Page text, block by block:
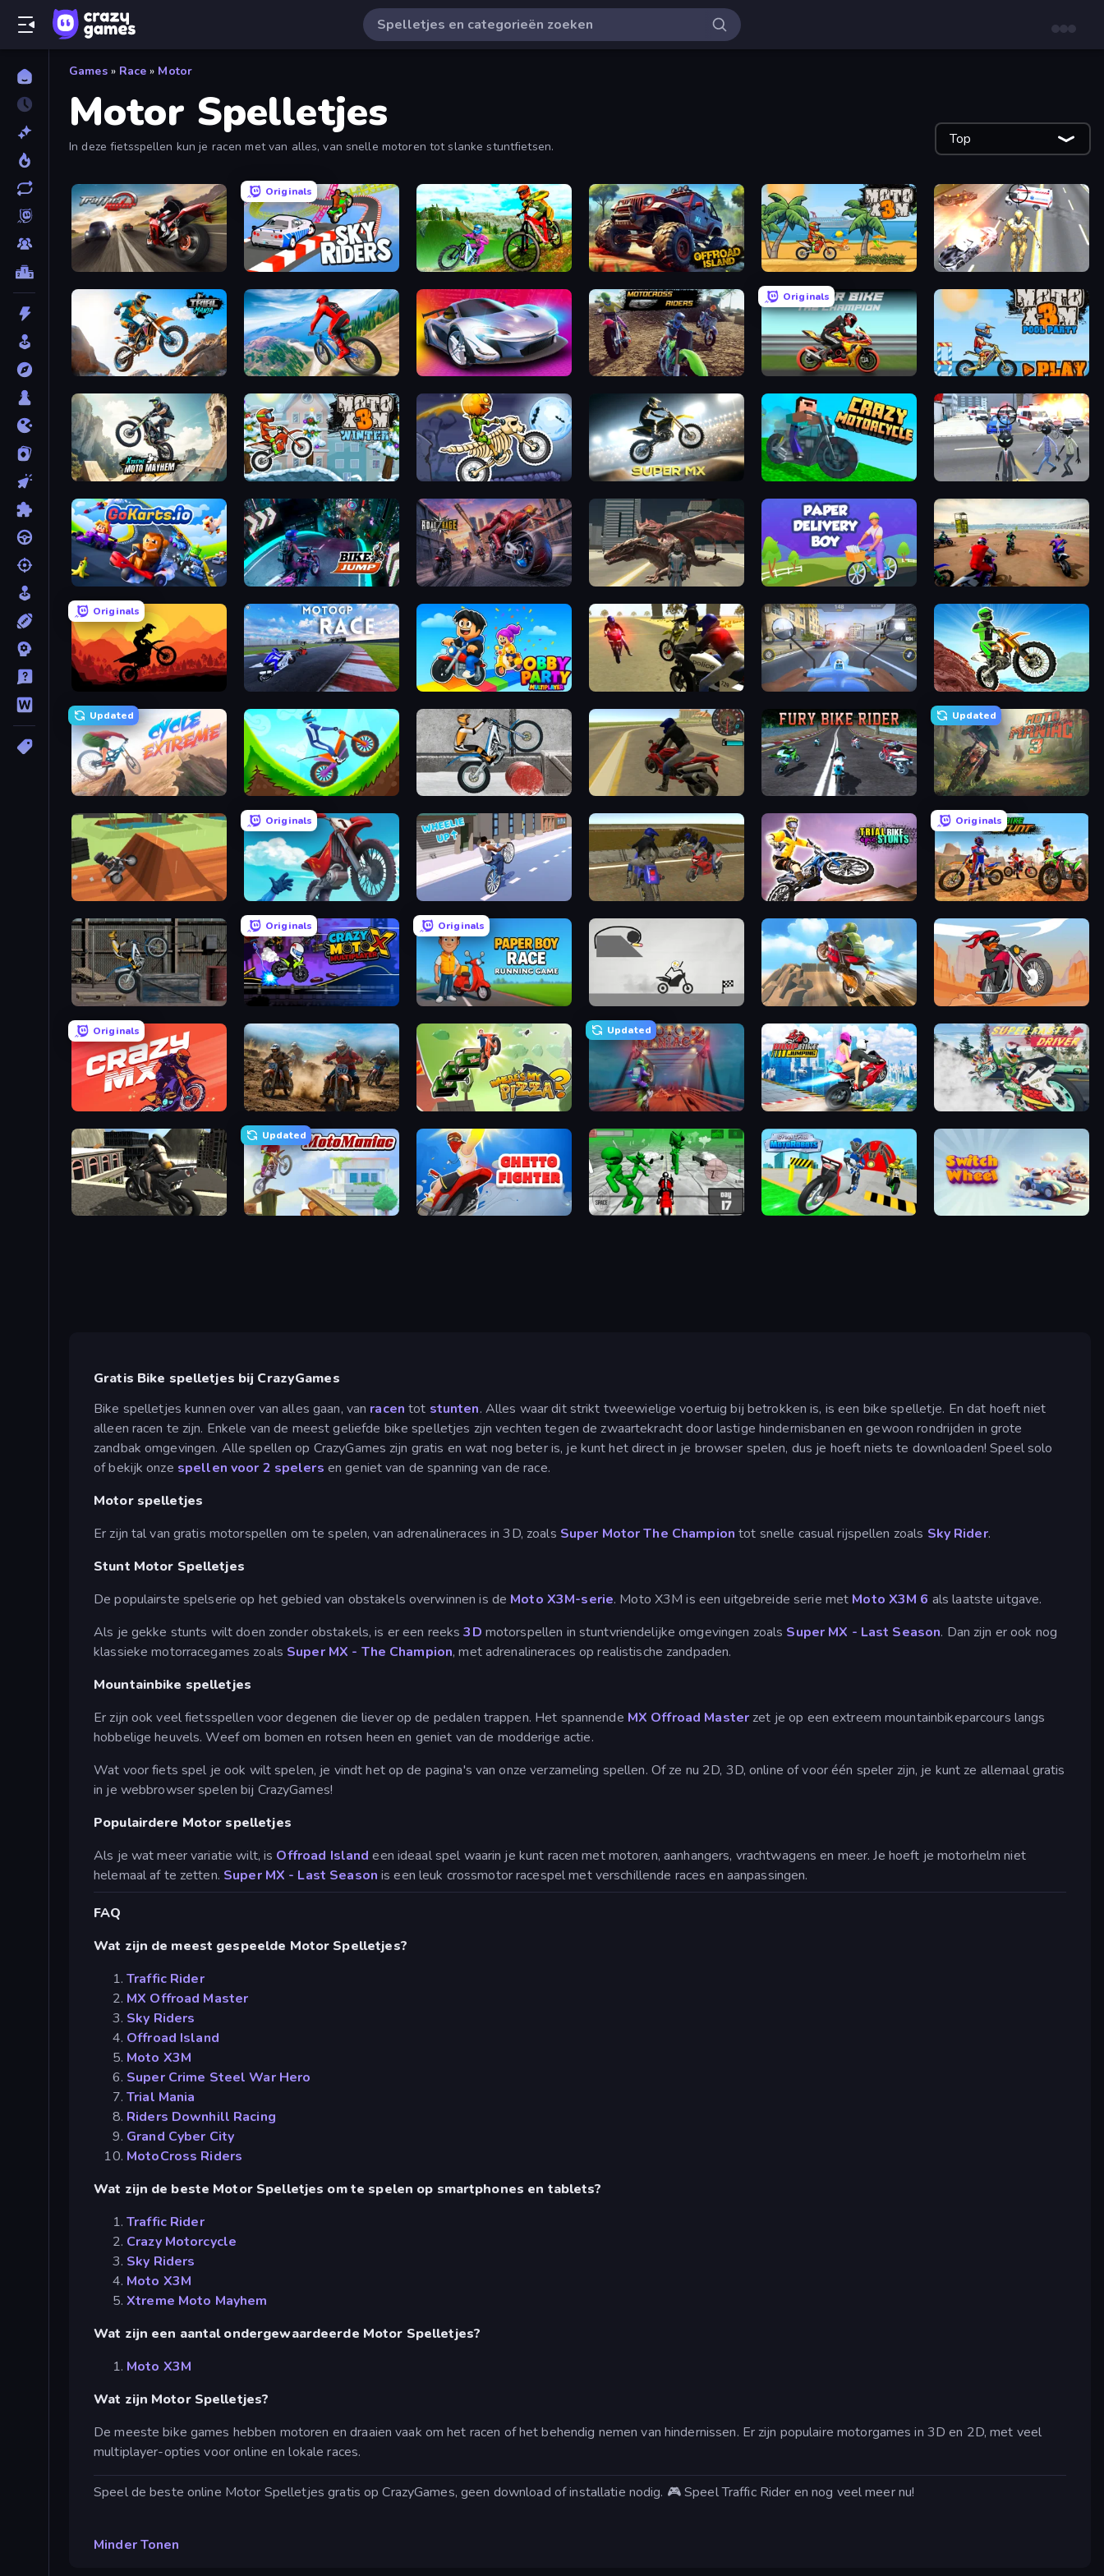
Games » Race » Motor
Motor Spelletjes
In deze fietsspellen kun je racen met van alles, van snelle motoren tot slanke stuntfietsen. Top
Traffic Rider
Originals
Sky Riders MX Offroad Master Offroad Island Moto X3M Super Crime Steel War Hero
Trial Mania Riders Downhill Racing Grand Cyber City MotoCross Riders
Originals
Super Bike The Champion Moto X3M 5: Pool Party
Xtreme Moto Mayhem Moto X3M 4 Winter Moto X3M 6: Spooky Land Super MX - Last Season Crazy Motorcycle Amazing Crime Strange Stickman
GoKarts.io Bike Jump Road Rage Dragon Vice City Paper Delivery Boy Super MX - The Champion
Originals
Sunset Bike Racing MotoGP: Motocross Race Obby Party Multiplayer 3D Moto Simulator 2 Moto Racing Club Dirt Bike Mad Skills
Updated
Cycle Extreme Hill Climb on Moto Bike Trials Ice Ride Moto Rider 3D Fury Bike Rider
Updated
Moto Maniac 3
Blocky Trials
Originals
Airborne Motocross Crazy Moto Stunts Trial Bike Epic Stunts
Originals
Bike Stunts Race Bike Games 3D
Trials Ride
Originals
Crazy MotoX Multiplayer
Originals
Paper Boy Race: Running Game Cartoon Moto Stunt Stickman Moto Race Extreme
Originals
Motocross Dirt Bike Race Games Where's My Pizza?
Updated
Moto Maniac 2 Ramp Bike Jumping Super Fast Driver
Stunt Mania 3D
Updated
Moto Maniac Ghetto Fighter Stickman Zombie: Motorcycle Moto Robots: Steel Trial Switch Wheel: Race Master
Gratis Bike spelletjes bij CrazyGames
Bike spelletjes kunnen over van alles gaan, van racentot stunten. Alles waar dit strikt tweewielige voertuig bij betrokken is, is een bike spelletje. En dat hoeft niet
alleen racen te zijn. Enkele van de meest geliefde bike spelletjes zijn vechten tegen de zwaartekracht door lastige hindernisbanen en gewoon rondrijden in grote
zandbak omgevingen. Alle spellen op CrazyGames zijn gratis en wat nog beter is, je kunt het direct in je browser spelen, dus je hoeft niets te downloaden! Speel solo
of bekijk onze spellen voor 2 spelers en geniet van de spanning van de race.
Motor spelletjes
Er zijn tal van gratis motorspellen om te spelen, van adrenalineraces in 3D, zoals Super Motor The Champion tot snelle casual rijspellen zoals Sky Rider.
Stunt Motor Spelletjes
De populairste spelserie op het gebied van obstakels overwinnen is de Moto X3M-serie. Moto X3M is een uitgebreide serie met Moto X3M 6 als laatste uitgave.
Als je gekke stunts wilt doen zonder obstakels, is er een reeks3D motorspellen in stuntvriendelijke omgevingen zoals Super MX - Last Season. Dan zijn er ook nog
klassieke motorracegames zoals Super MX - The Champion, met adrenalineraces op realistische zandpaden.
Mountainbike spelletjes
Er zijn ook veel fietsspellen voor degenen die liever op de pedalen trappen. Het spannende MX Offroad Master zet je op een extreem mountainbikeparcours langs
hobbelige heuvels. Weef om bomen en rotsen heen en geniet van de modderige actie.
Wat voor fiets spel je ook wilt spelen, je vindt het op de pagina's van onze verzameling spellen. Of ze nu 2D, 3D, online of voor één speler zijn, je kunt ze allemaal gratis
in je webbrowser spelen bij CrazyGames!
Populairdere Motor spelletjes
Als je wat meer variatie wilt, is Offroad Island een ideaal spel waarin je kunt racen met motoren, aanhangers, vrachtwagens en meer. Je hoeft je motorhelm niet
helemaal af te zetten. Super MX - Last Season is een leuk crossmotor racespel met verschillende races en aanpassingen.
FAQ
Wat zijn de meest gespeelde Motor Spelletjes?
Traffic Rider
MX Offroad Master
Sky Riders
Offroad Island
Moto X3M
Super Crime Steel War Hero
Trial Mania
Riders Downhill Racing
Grand Cyber City
MotoCross Riders
Wat zijn de beste Motor Spelletjes om te spelen op smartphones en tablets?
Traffic Rider
Crazy Motorcycle
Sky Riders
Moto X3M
Xtreme Moto Mayhem
Wat zijn een aantal ondergewaardeerde Motor Spelletjes?
Moto X3M
Wat zijn Motor Spelletjes?
De meeste bike games hebben motoren en draaien vaak om het racen of het behendig nemen van hindernissen. Er zijn populaire motorgames in 3D en 2D, met veel
multiplayer-opties voor online en lokale races.
Speel de beste online Motor Spelletjes gratis op CrazyGames, geen download of installatie nodig. 🎮 Speel Traffic Rider en nog veel meer nu!
Minder Tonen